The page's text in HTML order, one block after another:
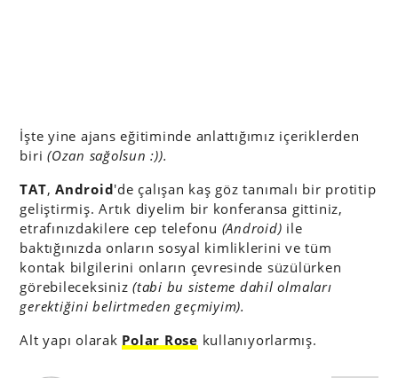
İşte yine ajans eğitiminde anlattığımız içeriklerden
biri(Ozan sağolsun :)).
TAT,Android'de çalışan kaş göz tanımalı bir protitip
geliştirmiş. Artık diyelim bir konferansa gittiniz,
etrafınızdakilere cep telefonu (Android) ile
baktığınızda onların sosyal kimliklerini ve tüm
kontak bilgilerini onların çevresinde süzülürken
görebileceksiniz(tabi bu sisteme dahil olmaları
gerektiğini belirtmeden geçmiyim).
Alt yapı olarak Polar Rose kullanıyorlarmış.